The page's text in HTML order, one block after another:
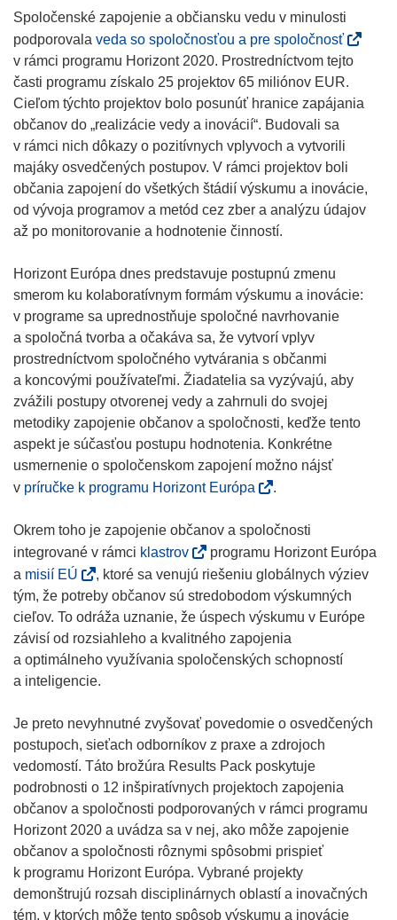
)
d
o
w
w
i
Spoločenské zapojenie a občiansku vedu v minulosti
podporovala veda so spoločnosťou a pre spoločnosť(
o
p
e
s
i
n
n
i
w
v rámci programu Horizont 2020. Prostredníctvom tejto
časti programu získalo 25 projektov 65 miliónov EUR.
Cieľom týchto projektov bolo posunúť hranice zapájania
občanov do „realizácie vedy a inovácií“. Budovali sa
v rámci nich dôkazy o pozitívnych vplyvoch a vytvorili
majáky osvedčených postupov. V rámci projektov boli
občania zapojení do všetkých štádií výskumu a inovácie,
od vývoja programov a metód cez zber a analýzu údajov
až po monitorovanie a hodnotenie činností.
Horizont Európa dnes predstavuje postupnú zmenu
smerom ku kolaboratívnym formám výskumu a inovácie:
v programe sa uprednostňuje spoločné navrhovanie
a spoločná tvorba a očakáva sa, že vytvorí vplyv
prostredníctvom spoločného vytvárania s občanmi
a koncovými používateľmi. Žiadatelia sa vyzývajú, aby
zvážili postupy otvorenej vedy a zahrnuli do svojej
metodiky zapojenie občanov a spoločnosti, keďže tento
aspekt je súčasťou postupu hodnotenia. Konkrétne
usmernenie o spoločenskom zapojení možno nájsť
v príručke k programu Horizont Európa
p
e
n
s
i
n
n
w
i
n
d
o
w
)
.
Okrem toho je zapojenie občanov a spoločnosti
integrované v rámci klastrov(
o
p
e
n
s
n
e
w
w
i
n
d
o
w
)
programu Horizont Európa
a misií EÚ
o
p
e
n
s
n
n
e
w
w
i
n
d
o
w
, ktoré sa venujú riešeniu globálnych výziev
tým, že potreby občanov sú stredobodom výskumných
cieľov. To odráža uznanie, že úspech výskumu v Európe
závisí od rozsiahleho a kvalitného zapojenia
a optimálneho využívania spoločenských schopností
a inteligencie.
Je preto nevyhnutné zvyšovať povedomie o osvedčených
postupoch, sieťach odborníkov z praxe a zdrojoch
vedomostí. Táto brožúra Results Pack poskytuje
podrobnosti o 12 inšpiratívnych projektoch zapojenia
občanov a spoločnosti podporovaných v rámci programu
Horizont 2020 a uvádza sa v nej, ako môže zapojenie
občanov a spoločnosti rôznymi spôsobmi prispieť
k programu Horizont Európa. Vybrané projekty
demonštrujú rozsah disciplinárnych oblastí a inovačných
tém, v ktorých môže tento spôsob výskumu a inovácie